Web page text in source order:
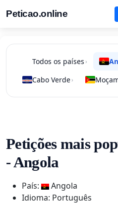
Peticao.online
Todos os países ›
Cabo Verde›
Petições mais
- Angola
País:
Angola
Idioma: Português